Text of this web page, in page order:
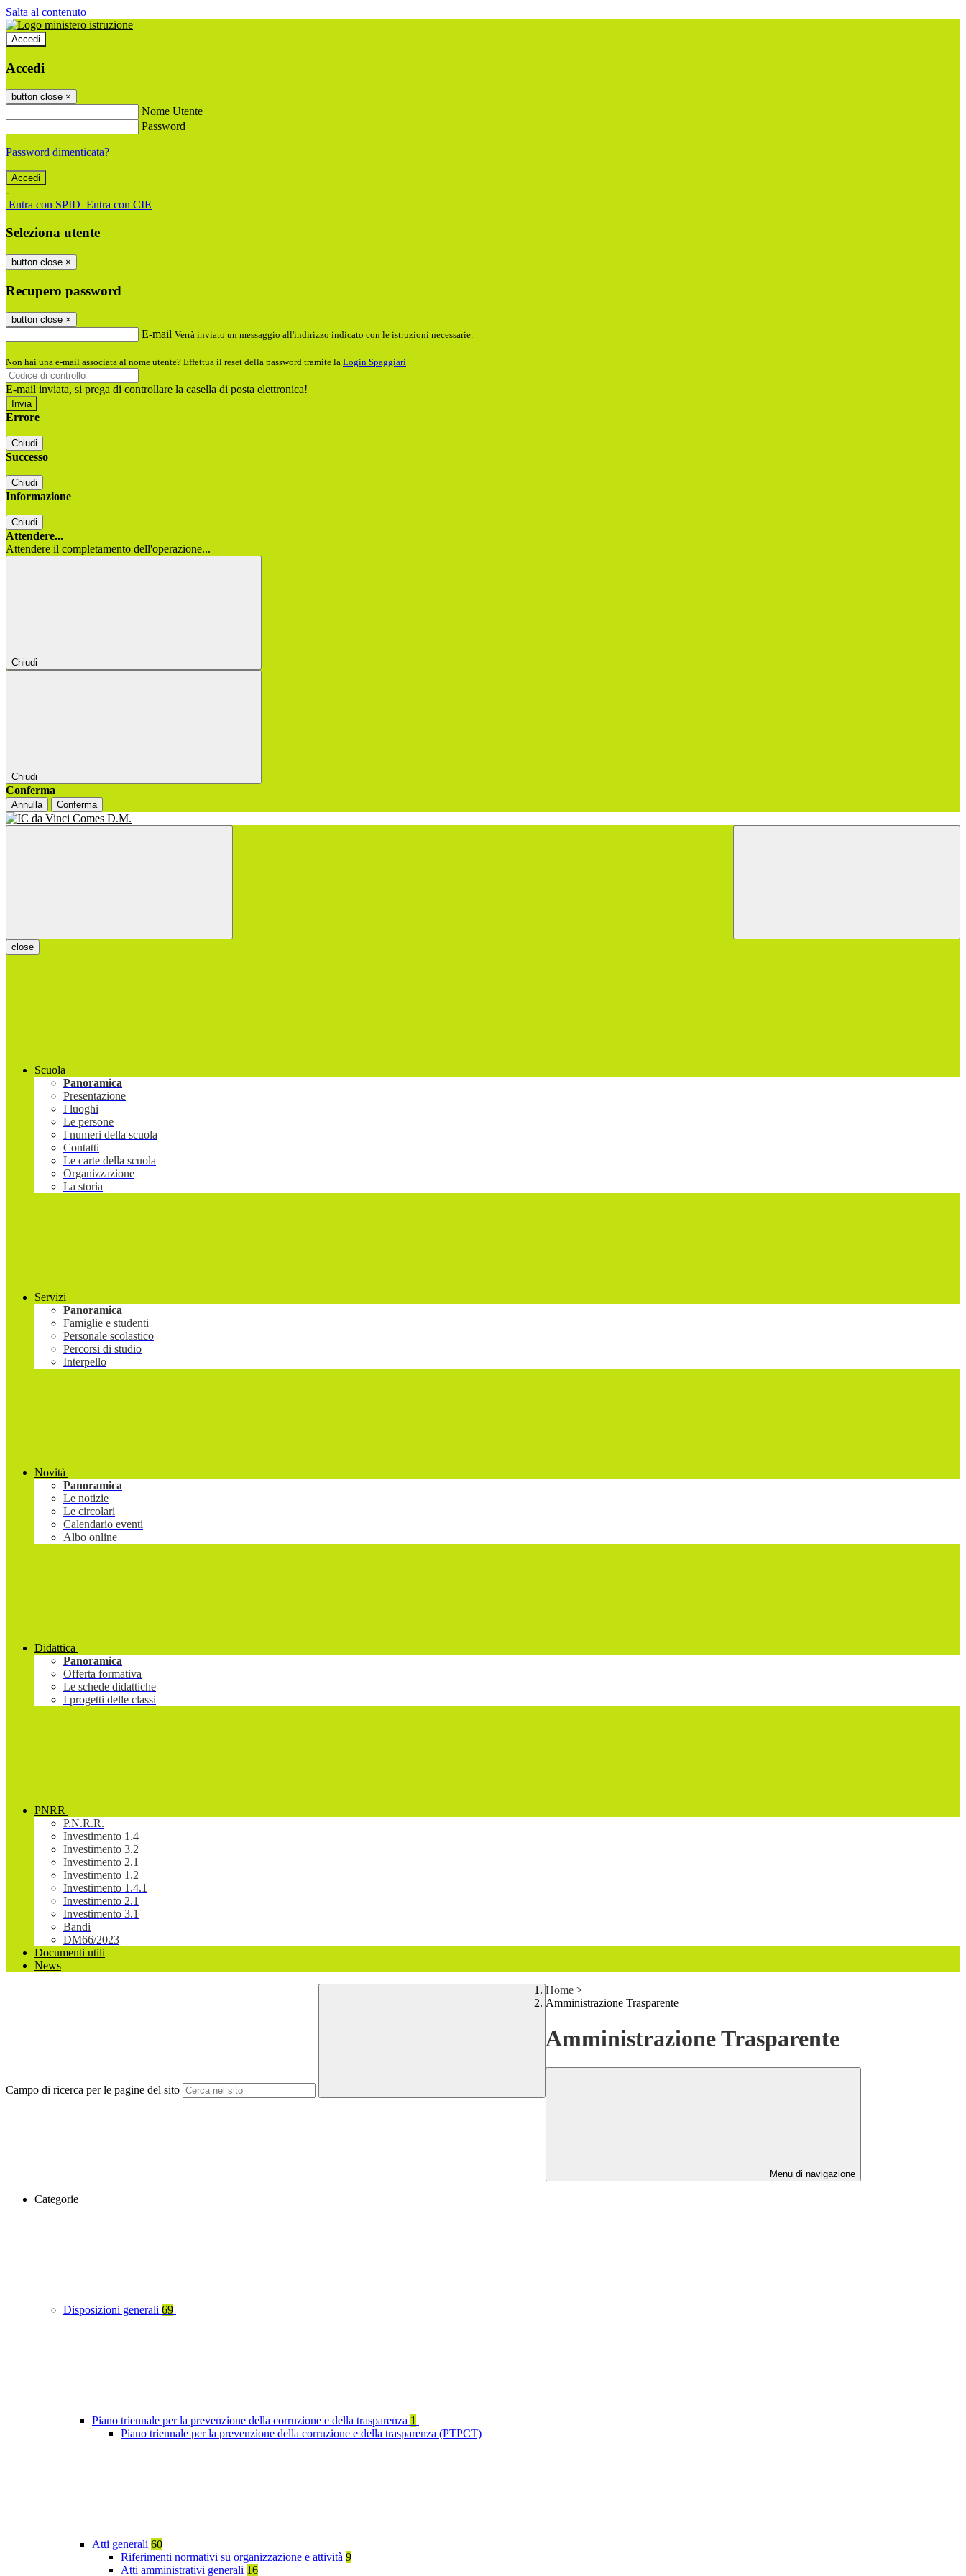
Salta al contenuto
Accedi
Accedi
button close ×
Nome Utente
Password
Password dimenticata?
-
Entra con SPID Entra con CIE
Seleziona utente
button close ×
Recupero password
button close ×
E-mail Verrà inviato un messaggio all'indirizzo indicato con le istruzioni necessarie.
Non hai una e-mail associata al nome utente? Effettua il reset della password tramite la Login Spaggiari
E-mail inviata, si prega di controllare la casella di posta elettronica!
Errore
Chiudi
Successo
Chiudi
Informazione
Chiudi
Attendere...
Attendere il completamento dell'operazione...
Chiudi
Chiudi
Conferma
Annulla Conferma
close
Scuola
Panoramica
Presentazione
I luoghi
Le persone
I numeri della scuola
Contatti
Le carte della scuola
Organizzazione
La storia
Servizi
Panoramica
Famiglie e studenti
Personale scolastico
Percorsi di studio
Interpello
Novità
Panoramica
Le notizie
Le circolari
Calendario eventi
Albo online
Didattica
Panoramica
Offerta formativa
Le schede didattiche
I progetti delle classi
PNRR
P.N.R.R.
Investimento 1.4
Investimento 3.2
Investimento 2.1
Investimento 1.2
Investimento 1.4.1
Investimento 2.1
Investimento 3.1
Bandi
DM66/2023
Documenti utili
News
Campo di ricerca per le pagine del sito
Home >
Amministrazione Trasparente
Amministrazione Trasparente
Menu di navigazione
Categorie
Disposizioni generali 69
Piano triennale per la prevenzione della corruzione e della trasparenza 1
Piano triennale per la prevenzione della corruzione e della trasparenza (PTPCT)
Atti generali 60
Riferimenti normativi su organizzazione e attività 9
Atti amministrativi generali 16